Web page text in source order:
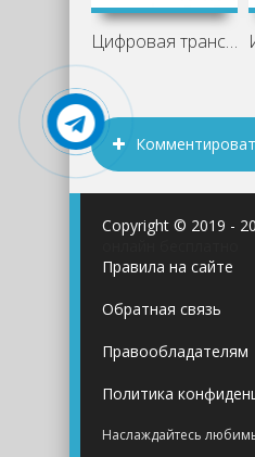
Цифровая трансформация отрасли
Copyright © 2019 -
Правила на сайте
Обратная связь
Правообладателям
Политика
Наслаждайтесь